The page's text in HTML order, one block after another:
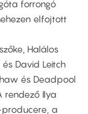
forrongó
elfojtott
Halálos
David Leitch
és Deadpool
rendező Ilya
producere, a